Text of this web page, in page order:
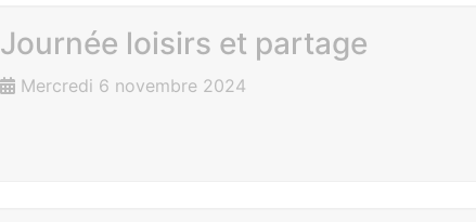
Journée loisirs et partage
Mercredi 6 novembre 2024